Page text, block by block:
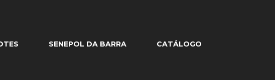
SENEPOL DA BARRA CATÁLOGO